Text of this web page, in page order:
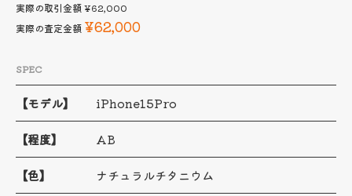
実際の取引金額¥62,000
実際の査定金額 ¥62,000
SPEC
【モデル】 iPhone15Pro
【程度】 AB
【色】 ナチュラルチタニウム